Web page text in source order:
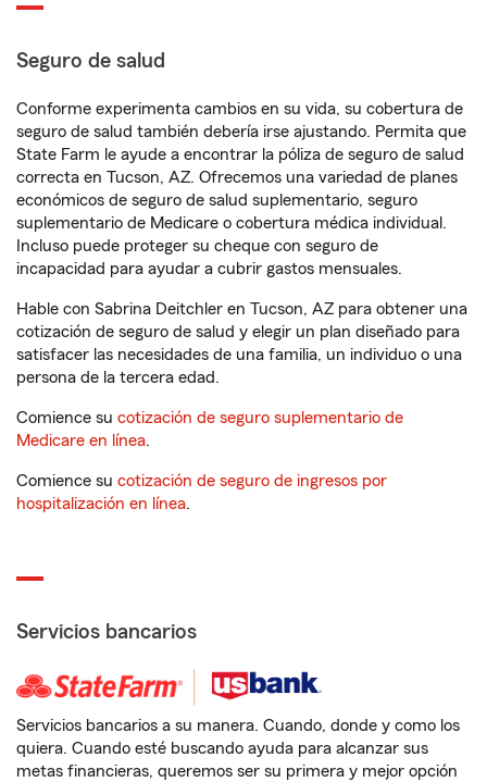
Seguro de salud
Conforme experimenta cambios en su vida, su cobertura de
seguro de salud también debería irse ajustando. Permita que
State Farm le ayude a encontrar la póliza de seguro de salud
correcta en Tucson, AZ. Ofrecemos una variedad de planes
económicos de seguro de salud suplementario, seguro
suplementario de Medicare o cobertura médica individual.
Incluso puede proteger su cheque con seguro de
incapacidad para ayudar a cubrir gastos mensuales.
Hable con Sabrina Deitchler en Tucson, AZ para obtener una
cotización de seguro de salud y elegir un plan diseñado para
satisfacer las necesidades de una familia, un individuo o una
persona de la tercera edad.
Comience su cotización de seguro suplementario de
Medicare en línea.
Comience su cotización de seguro de ingresos por
hospitalización en línea.
Servicios bancarios
Servicios bancarios a su manera. Cuando, donde y como los
quiera. Cuando esté buscando ayuda para alcanzar sus
metas financieras, queremos ser su primera y mejor opción